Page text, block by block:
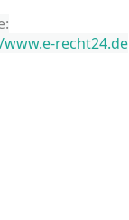
recht24.de